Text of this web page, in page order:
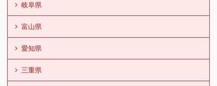
岐阜県
富山県
愛知県
三重県